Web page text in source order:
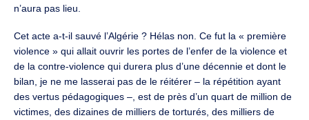
n’aura pas lieu.
Cet acte a-t-il sauvé l’Algérie ? Hélas non. Ce fut la « première
violence » qui allait ouvrir les portes de l’enfer de la violence et
de la contre-violence qui durera plus d’une décennie et dont le
bilan, je ne me lasserai pas de le réitérer – la répétition ayant
des vertus pédagogiques –, est de près d’un quart de million de
victimes, des dizaines de milliers de torturés, des milliers de